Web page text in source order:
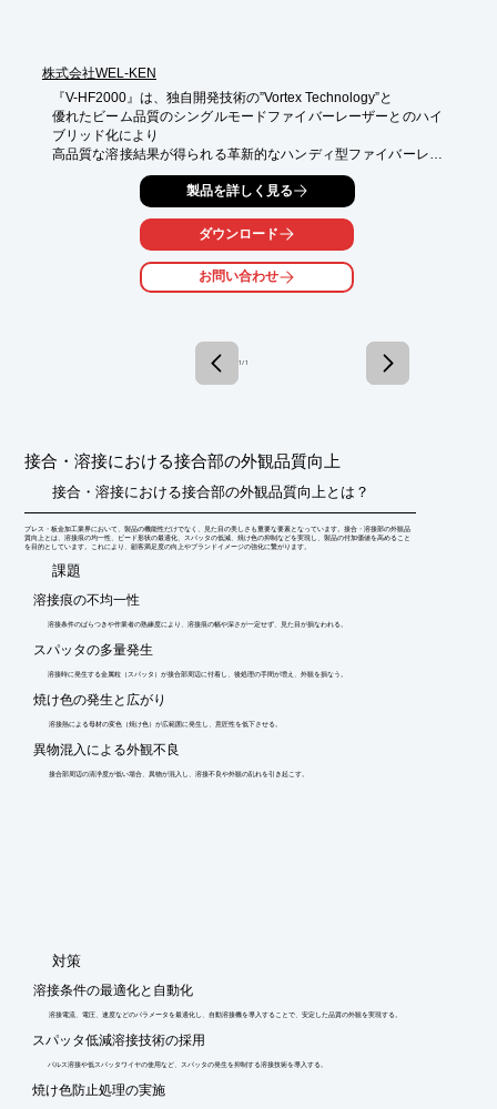
株式会社WEL-KEN
『V-HF2000』は、独自開発技術の”Vortex Technology”と
優れたビーム品質のシングルモードファイバーレーザーとのハイ
ブリッド化により
高品質な溶接結果が得られる革新的なハンディ型ファイバーレー
ザー溶接機です。
従来のレーザー溶接機に比べ美しく滑らかな溶接ビードが得られ
▼当社独自開発技術の“Vortex Technology”とは
レーザービームを旋回させることで、照射エリアが拡大し
従来のレーザー溶接機の弱点であった「溶接継手のギャップ」や
■優美で滑らかな溶接ビード
※詳細は資料請求して頂くかダウンロードからPDFデータをご覧
下さい。
※ショールームへのご来社・出張デモ・オンラインデモが可能で
ご希望の方は、お気軽にお問い合わせください。​
製品を詳しく見る
ダウンロード
お問い合わせ
1 / 1
接合・溶接における接合部の外観品質向上
接合・溶接における接合部の外観品質向上とは？
プレス・板金加工業界において、製品の機能性だけでなく、見た目の美しさも重要な要素となっています。接合・溶接部の外観品
質向上とは、溶接痕の均一性、ビード形状の最適化、スパッタの低減、焼け色の抑制などを実現し、製品の付加価値を高めること
を目的としています。これにより、顧客満足度の向上やブランドイメージの強化に繋がります。
​課題
溶接痕の不均一性
溶接条件のばらつきや作業者の熟練度により、溶接痕の幅や深さが一定せず、見た目が損なわれる。
スパッタの多量発生
溶接時に発生する金属粒（スパッタ）が接合部周辺に付着し、後処理の手間が増え、外観を損なう。
焼け色の発生と広がり
溶接熱による母材の変色（焼け色）が広範囲に発生し、意匠性を低下させる。
異物混入による外観不良
接合部周辺の清浄度が低い場合、異物が混入し、溶接不良や外観の乱れを引き起こす。
​対策
溶接条件の最適化と自動化
溶接電流、電圧、速度などのパラメータを最適化し、自動溶接機を導入することで、安定した品質の外観を実現する。
スパッタ低減溶接技術の採用
パルス溶接や低スパッタワイヤの使用など、スパッタの発生を抑制する溶接技術を導入する。
焼け色防止処理の実施